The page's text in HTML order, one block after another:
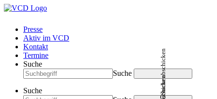
Presse
Aktiv im VCD
Kontakt
Termine
Suche
Suche
Suche abschicken
Suche